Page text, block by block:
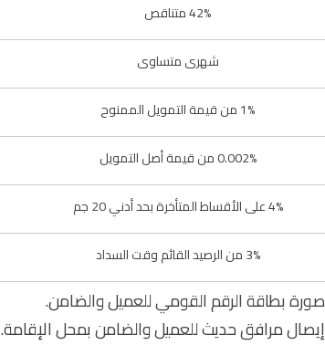
42% متناقص
شهرى متساوى
1% من قيمة التمويل الممنوح
0.002% من قيمة أصل التمويل
4% على الأقساط المتأخرة بحد أدني 20 جم
3% من الرصيد القائم وقت السداد
صورة بطاقة الرقم القومي للعميل والضامن.
إيصال مرافق حديث للعميل والضامن بمحل الإقامة.